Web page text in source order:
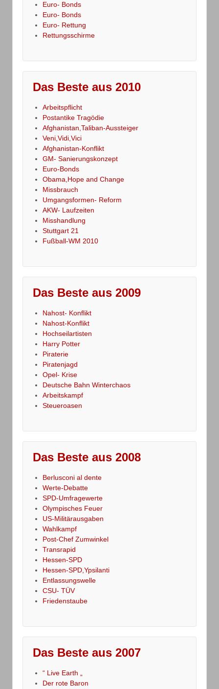
Euro- Bonds
Euro- Bonds
Euro- Rettung
Rettungsschirme
Das Beste aus 2010
Arbeitspflicht
Postantike Tragödie
Afghanistan,Taliban-Aussteiger
Veni,Vidi,Vici
Afghanistan-Konflikt
GM- Sanierungskonzept
Euro-Bonds
Obama,Hope and Change
Missbrauch
Umgangsformen- Reform
AKW- Laufzeiten
Misshandlung
Stuttgart 21
Fußball-WM 2010
Das Beste aus 2009
Nahost- Konflikt
Nahost-Konflikt
Hochseilartisten
Harry Potter
Piraterie
Piratenjagd
Opel- Krise
Deutsche Bahn Winterchaos
Arbeitskampf
Steueroasen
Das Beste aus 2008
Berlusconi al dente
Werte-Debatte
SPD-Umfragewerte
Olympisches Feuer
US-Militärausgaben
Wahlkampf
Post-Chef Zumwinkel
Transrapid
Hessen-SPD
Hessen-SPD,Ypsilanti
Entlassungswelle
CSU- TÜV
Friedenstaube
Das Beste aus 2007
“ Live Earth „
Der rote Baron